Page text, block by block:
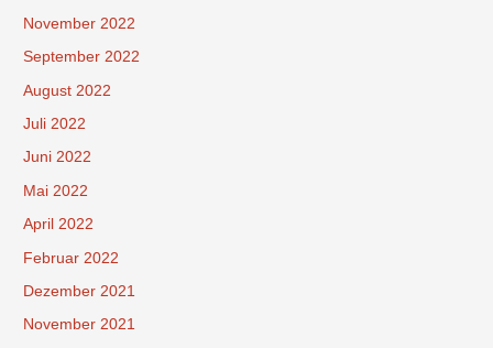
November 2022
September 2022
August 2022
Juli 2022
Juni 2022
Mai 2022
April 2022
Februar 2022
Dezember 2021
November 2021